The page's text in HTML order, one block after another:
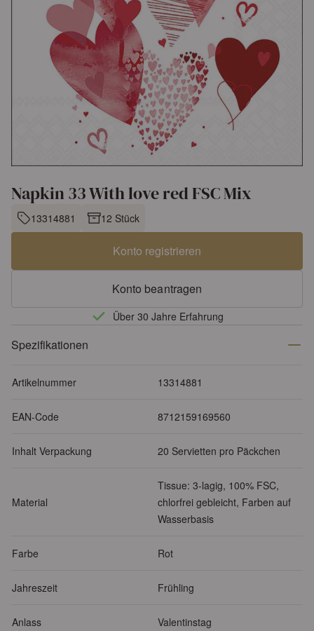
Napkin 33 With love red FSC Mix
13314881 12 Stück
Konto registrieren
Konto beantragen
Über 30 Jahre Erfahrung
Spezifikationen
Artikelnummer 13314881
EAN-Code 8712159169560
Inhalt Verpackung 20 Servietten pro Päckchen
Material
Tissue: 3-lagig, 100% FSC,
chlorfrei gebleicht, Farben auf
Wasserbasis
Farbe Rot
Jahreszeit Frühling
Anlass Valentinstag